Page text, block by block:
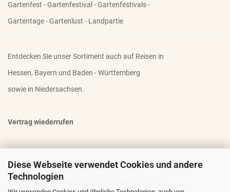
Diese Webseite verwendet Cookies und andere
Technologien
Gartenfest - Gartenfestival - Gartenfestivals -
Gartentage - Gartenlust - Landpartie
Entdecken Sie unser Sortiment auch auf Reisen in
Hessen, Bayern und Baden - Württemberg
sowie in Niedersachsen.
Vertrag wiederrufen
OTTO - DER FAMOSE STAUDENHALTER
geniale Idee - stabiler Stand - einfacher Transport